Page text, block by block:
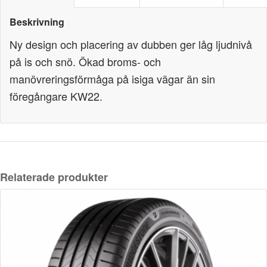
Beskrivning
Ny design och placering av dubben ger låg ljudnivå
på is och snö. Ökad broms- och
manövreringsförmåga på isiga vägar än sin
föregångare KW22.
Relaterade produkter